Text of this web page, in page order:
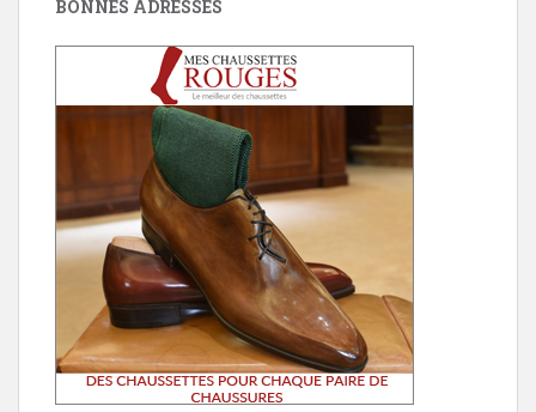
BONNES ADRESSES